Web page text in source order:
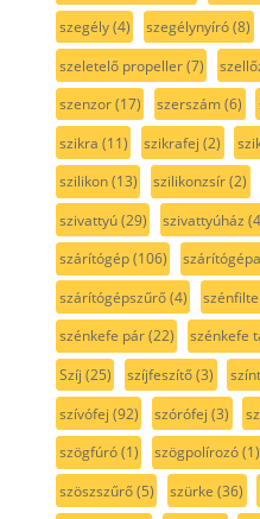
szegély(4) szegélynyíró(8)
szeletelő propeller(7)
szenzor(17) szerszám(6)
szikra (11) szikrafej (2)
szilikon(13) szilikonzsír(2)
szivattyú(29) szivattyúház
szárítógép(106)
szárítógépszűrő(4)
szénkefe pár(22) szénkefe
Szíj (25) szíjfeszítő(3)
szívófej (92) szórófej (3)
szögfúró(1) szögpolírozó(1)
szöszszűrő(5) szürke (36)